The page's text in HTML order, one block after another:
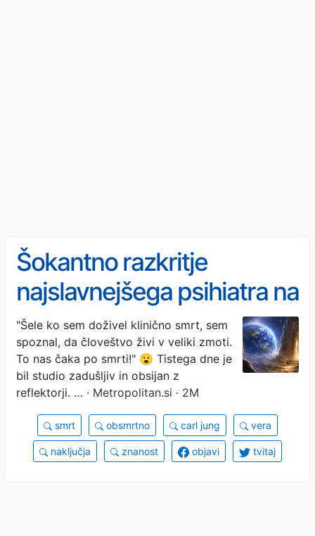
Šokantno razkritje
najslavnejšega psihiatra na
svetu: "To nas čaka po
smrti"
"Šele ko sem doživel klinično smrt, sem
spoznal, da človeštvo živi v veliki zmoti.
To nas čaka po smrti!" 😮 Tistega dne je
bil studio zadušljiv in obsijan z
reflektorji. … · Metropolitan.si · 2M
smrt obsmrtno carl jung vera
naključja znanost objavi tvitaj